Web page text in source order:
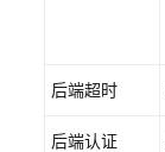
后端超时
后端认证